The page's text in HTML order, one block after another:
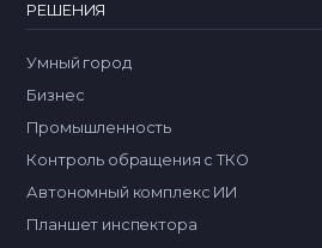
РЕШЕНИЯ
Умный город
Бизнес
Промышленность
Контроль обращения с ТКО
Автономный комплекс ИИ
Планшет инспектора